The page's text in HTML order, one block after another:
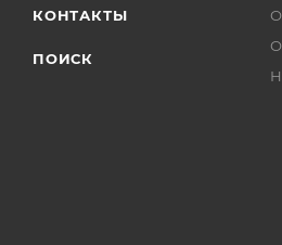
КОНТАКТЫ
ПОИСК